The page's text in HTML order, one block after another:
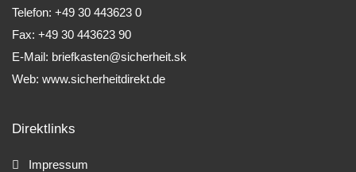
Telefon: +49 30 443623 0
Fax: +49 30 443623 90
E-Mail: briefkasten@sicherheit.sk
Web: www.sicherheitdirekt.de
Direktlinks
Impressum